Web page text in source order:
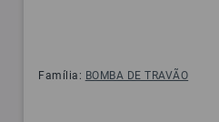
Família: BOMBA DE TRAVÃO